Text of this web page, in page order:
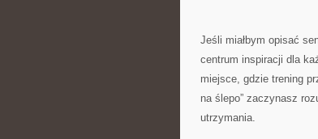
Jeśli miałbym opisać
centrum inspiracji dla
miejsce, gdzie trening
na ślepo” zaczynasz
utrzymania.